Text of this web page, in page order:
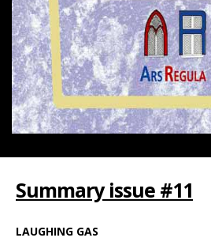
Summary issue #11
LAUGHING GAS